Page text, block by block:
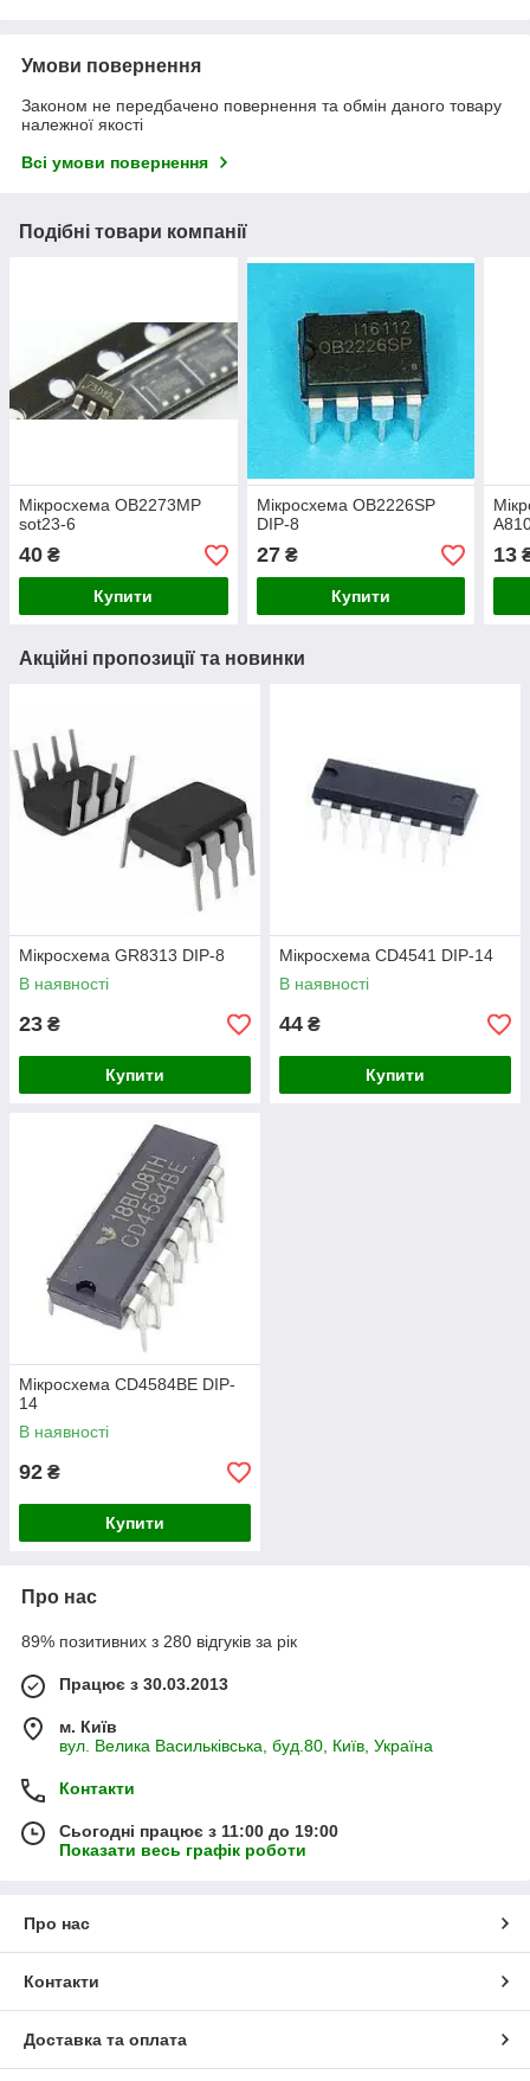
Умови повернення
Законом не передбачено повернення та обмін даного товару
належної якості
Всі умови повернення
Подібні товари компанії
Мікросхема OB2273MP
sot23-6
40 ₴
Купити
Мікросхема OB2226SP
DIP-8
27₴
Купити
13
Акційні пропозиції та новинки
Мікросхема GR8313 DIP-8
В наявності
23 ₴
Купити
Мікросхема СD4541 DIP-14
В наявності
44 ₴
Купити
Мікросхема CD4584BE DIP-
14
В наявності
92 ₴
Купити
Про нас
89% позитивних з 280 відгуків за рік
Працює з 30.03.2013
м. Київ
вул. Велика Васильківська, буд.80, Київ, Україна
Контакти
Сьогодні працює з 11:00 до 19:00
Показати весь графік роботи
Про нас
Контакти
Доставка та оплата